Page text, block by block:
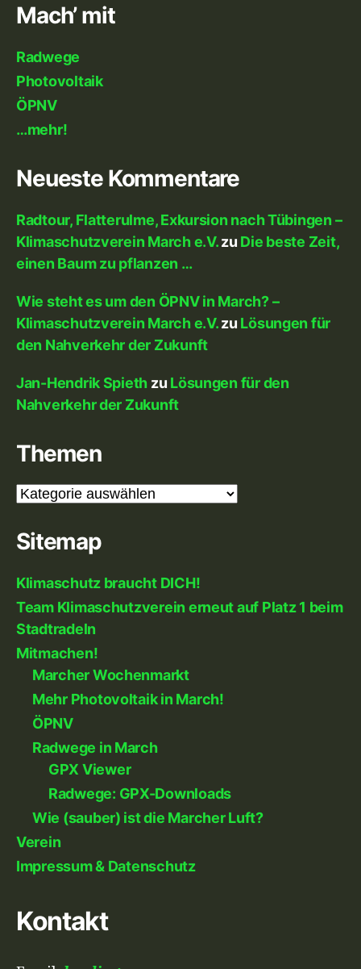
Mach’ mit
Radwege
Photovoltaik
ÖPNV
…mehr!
Neueste Kommentare
Radtour, Flatterulme, Exkursion nach Tübingen –
Klimaschutzverein March e.V.zu Die beste Zeit,
einen Baum zu pflanzen …
Wie steht es um den ÖPNV in March? –
Klimaschutzverein March e.V.zu Lösungen für
den Nahverkehr der Zukunft
Jan-Hendrik Spieth zu Lösungen für den
Nahverkehr der Zukunft
Themen
Themen
Sitemap
Klimaschutz braucht DICH!
Team Klimaschutzverein erneut auf Platz 1 beim
Stadtradeln
Mitmachen!
Marcher Wochenmarkt
Mehr Photovoltaik in March!
ÖPNV
Radwege in March
GPX Viewer
Radwege: GPX-Downloads
Wie (sauber) ist die Marcher Luft?
Verein
Impressum & Datenschutz
Kontakt